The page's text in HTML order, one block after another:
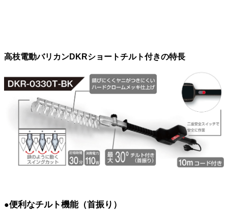
高枝電動バリカンDKRショートチルト付きの特長
●便利なチルト機能（首振り）